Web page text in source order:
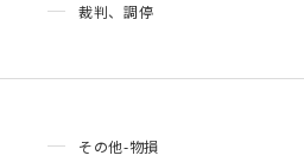
裁判、調停
その他-物損